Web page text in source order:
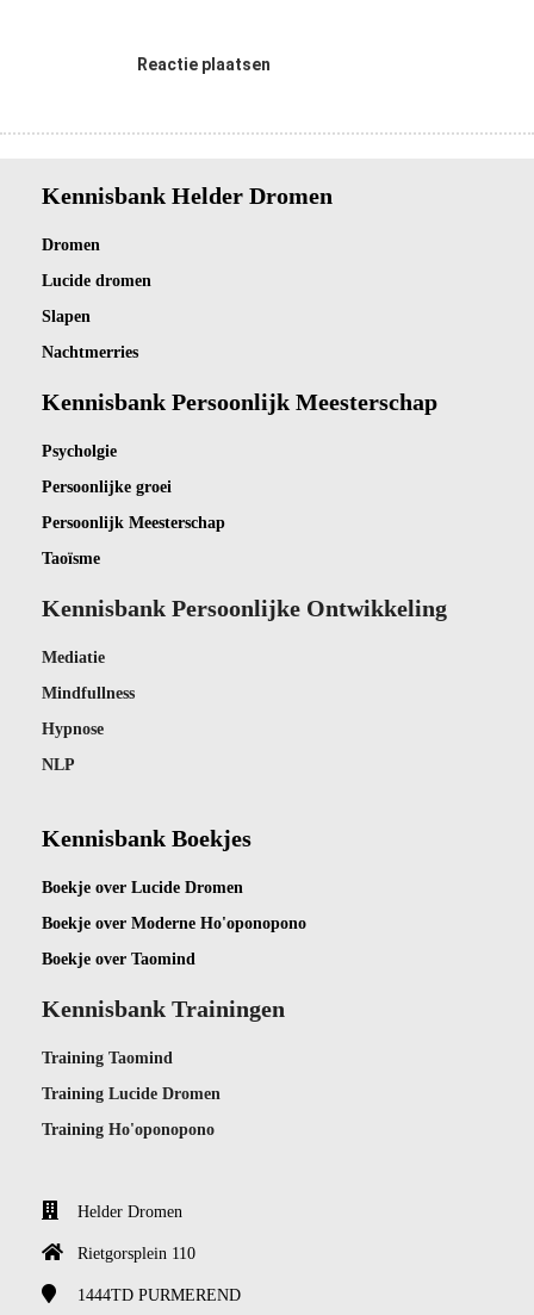
Reactie plaatsen
Kennisbank Helder Dromen
Dromen
Lucide dromen
Slapen
Nachtmerries
Kennisbank Persoonlijk Meesterschap
Psycholgie
Persoonlijke groei
Persoonlijk Meesterschap
Taoïsme
Kennisbank Persoonlijke Ontwikkeling
Mediatie
Mindfullness
Hypnose
NLP
Kennisbank Boekjes
Boekje over Lucide Dromen
Boekje over Moderne Ho'oponopono
Boekje over Taomind
Kennisbank Trainingen
Training Taomind
Training Lucide Dromen
Training Ho'oponopono
Helder Dromen
Rietgorsplein 110
1444TD PURMEREND